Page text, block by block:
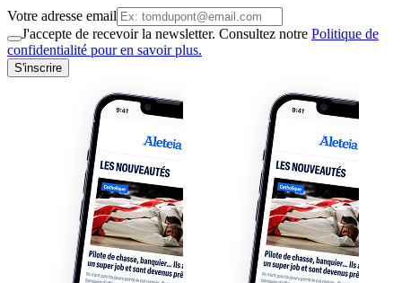
Votre adresse email
J'accepte de recevoir la newsletter. Consultez notre Politique de
confidentialité pour en savoir plus.
S'inscrire